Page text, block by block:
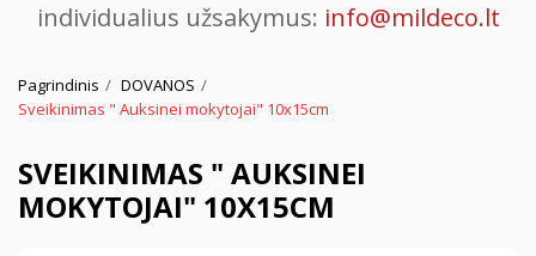
individualius užsakymus: info@mildeco.lt
Pagrindinis
DOVANOS
Sveikinimas " Auksinei mokytojai" 10x15cm
SVEIKINIMAS " AUKSINEI
MOKYTOJAI" 10X15CM